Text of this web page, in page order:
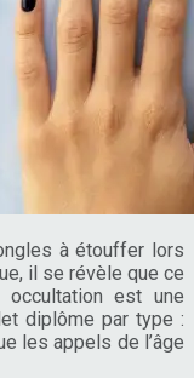
à étouffer lors
il se révèle que ce
est une
diplôme par type :
les appels de l’âge